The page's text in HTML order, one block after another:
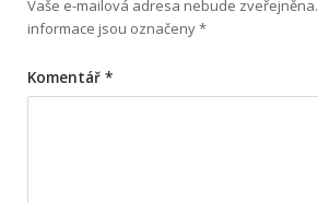
Vaše e-mailová adresa nebude zveřejněna.
informace jsou označeny*
Komentář *